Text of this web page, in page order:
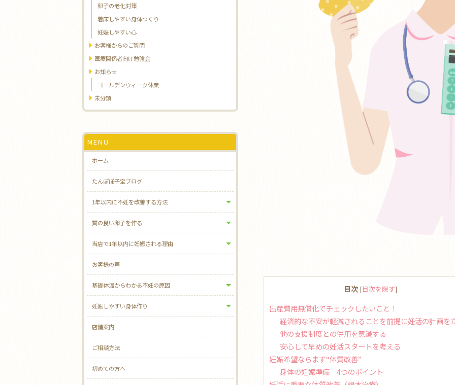
目次 [目次を隠す]
出産費用無償化でチェックしたいこと！
経済的な不安が軽減されることを前提に妊活の計画を
他の支援制度との併用を意識する
安心して早めの妊活スタートを考える
妊娠希望ならまず“体質改善”
身体の妊娠準備 4つのポイント
卵子の老化対策
着床しやすい身体つくり
妊娠しやすい心
お客様からのご質問
医療関係者向け勉強会
お知らせ
ゴールデンウィーク休業
未分類
MENU
ホーム
たんぽぽ子宝ブログ
1年以内に不妊を改善する方法
質の良い卵子を作る
当店で1年以内に妊娠される理由
お客様の声
基礎体温からわかる不妊の原因
妊娠しやすい身体作り
店舗案内
ご相談方法
初めての方へ